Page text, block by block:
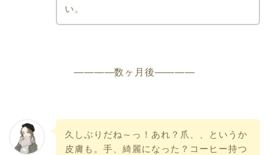
い。
————数ヶ月後————
久しぶりだね～っ！あれ？爪、、というか
皮膚も。手、綺麗になった？コーヒー持つ